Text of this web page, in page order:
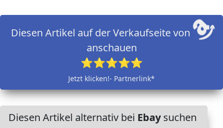
Diesen Artikel auf der Verkaufseite von
anschauen
⭐⭐⭐⭐⭐
Jetzt klicken!- Partnerlink*
Diesen Artikel alternativ bei Ebaysuchen